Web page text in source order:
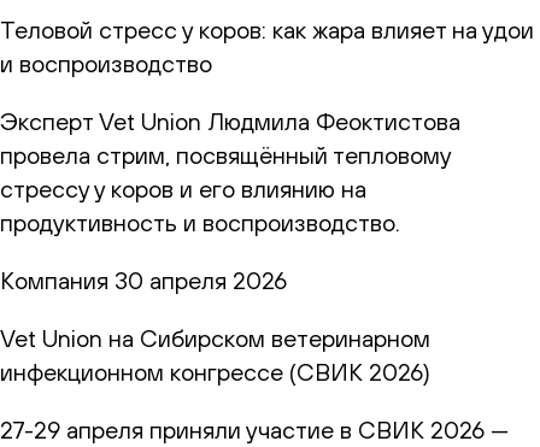
Теловой стресс у коров: как жара влияет на удои
и воспроизводство
Эксперт Vet Union Людмила Феоктистова
провела стрим, посвящённый тепловому
стрессу у коров и его влиянию на
продуктивность и воспроизводство.
Компания 30 апреля 2026
Vet Union на Сибирском ветеринарном
инфекционном конгрессе (СВИК 2026)
27-29 апреля приняли участие в СВИК 2026 —